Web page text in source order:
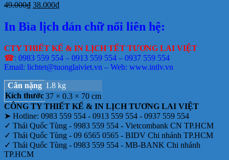
49.000₫ Giá
là:
49.000₫.
38.000₫Giá
tại
là:
In Bìa lịch dán chữ nổi liên hệ:
CTY THIẾT KẾ & IN LỊCH TẾT TƯƠNG LAI VIỆT
☎: 0983 559 554 – 0913 559 554 – 0937 559 554
Email: lichtet@tuonglaiviet.vn – Web: www.intlv.vn
Cân nặng 1.8 kg
Kích thước37 × 0.3 × 70 cm
CÔNG TY THIẾT KẾ & IN LỊCH TƯƠNG LAI VIỆT
➤ Hotline: 0983 559 554 - 0913 559 554 - 0937 559 554
✓ Thái Quốc Tùng - 9983 559 554 - Vietcombank CN TP.HCM
✓ Thái Quốc Tùng - 09 6565 0565 - BIDV Chi nhánh TP.HCM
✓ Thái Quốc Tùng - 0983 559 554 - MB-BANK Chi nhánh
TP.HCM